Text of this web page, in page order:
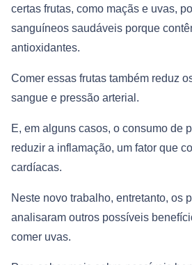
certas frutas, como maçãs e uvas,
sanguíneos saudáveis ​​porque
antioxidantes.
Comer essas frutas também reduz
sangue e pressão arterial.
E, em alguns casos, o consumo de
reduzir a inflamação, um fator que
cardíacas.
Neste novo trabalho, entretanto, os
analisaram outros possíveis
comer uvas.